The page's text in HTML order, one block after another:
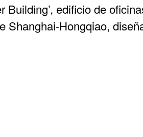
Building’, edificio de
Shanghai-Hongqiao,